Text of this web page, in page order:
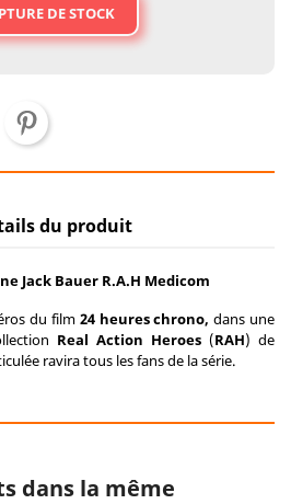
DE STOCK
du produit
Jack Bauer R.A.H Medicom
du film 24 heures chrono, dans une
Real Action Heroes (RAH) de
ravira tous les fans de la série.
dans la même